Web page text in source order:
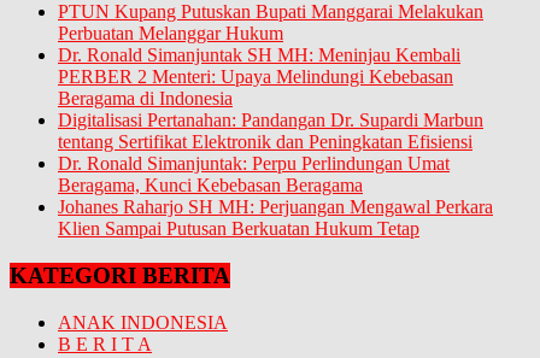
PTUN Kupang Putuskan Bupati Manggarai Melakukan
Perbuatan Melanggar Hukum
Dr. Ronald Simanjuntak SH MH: Meninjau Kembali
PERBER 2 Menteri: Upaya Melindungi Kebebasan
Beragama di Indonesia
Digitalisasi Pertanahan: Pandangan Dr. Supardi Marbun
tentang Sertifikat Elektronik dan Peningkatan Efisiensi
Dr. Ronald Simanjuntak: Perpu Perlindungan Umat
Beragama, Kunci Kebebasan Beragama
Johanes Raharjo SH MH: Perjuangan Mengawal Perkara
Klien Sampai Putusan Berkuatan Hukum Tetap
KATEGORI BERITA
ANAK INDONESIA
B E R I T A